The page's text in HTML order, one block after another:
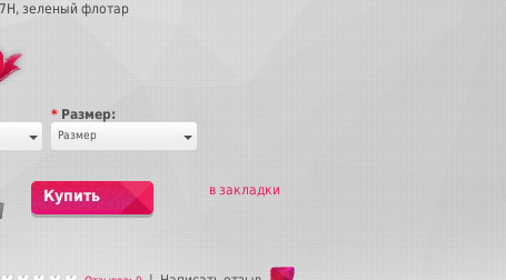
зеленый флотар
* Размер:
Размер
в закладки
Купить